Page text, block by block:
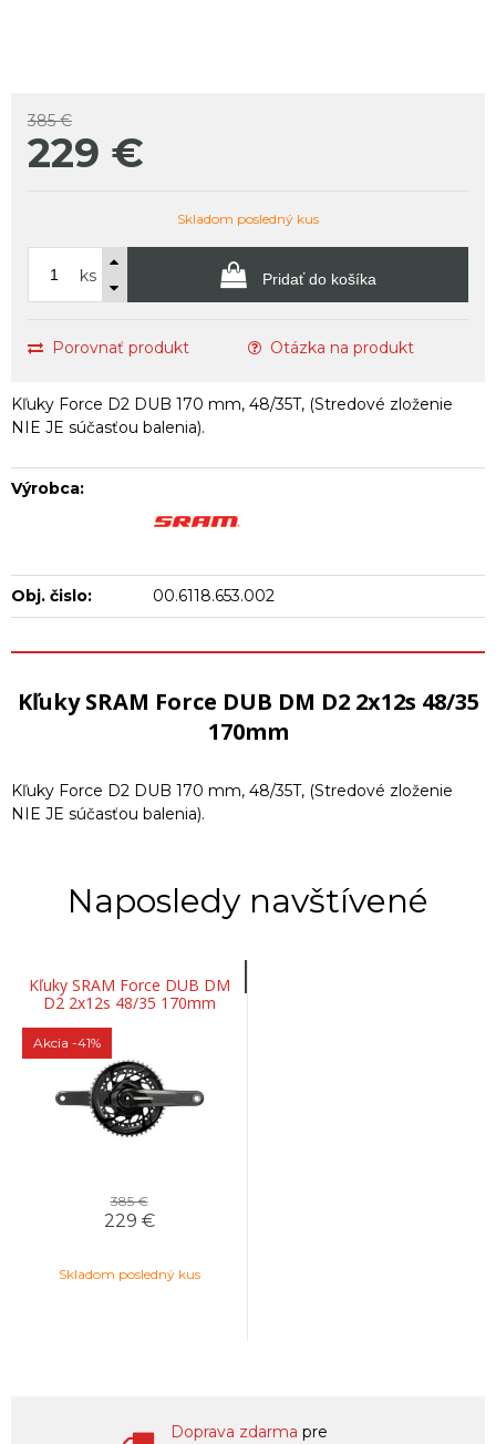
385 €
229 €
Skladom posledný kus
ks Pridať do košíka
Porovnať produkt Otázka na produkt
Kľuky Force D2 DUB 170 mm, 48/35T, (Stredové zloženie
NIE JE súčasťou balenia).
Výrobca:
Obj. čislo: 00.6118.653.002
Kľuky SRAM Force DUB DM D2 2x12s 48/35
170mm
Kľuky Force D2 DUB 170 mm, 48/35T, (Stredové zloženie
NIE JE súčasťou balenia).
Naposledy navštívené
Kľuky SRAM Force DUB DM
D2 2x12s 48/35 170mm
Akcia -41%
385 €
229 €
Skladom posledný kus
Doprava zdarma pre